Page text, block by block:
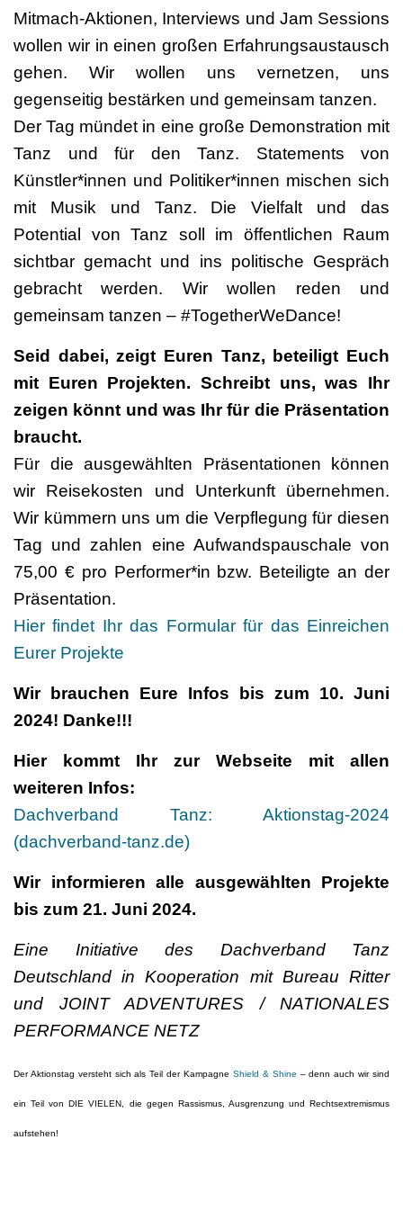
Mitmach-Aktionen, Interviews und Jam Sessions
wollen wir in einen großen Erfahrungsaustausch
gehen. Wir wollen uns vernetzen, uns
gegenseitig bestärken und gemeinsam tanzen.
Der Tag mündet in eine große Demonstration mit
Tanz und für den Tanz. Statements von
Künstler*innen und Politiker*innen mischen sich
mit Musik und Tanz. Die Vielfalt und das
Potential von Tanz soll im öffentlichen Raum
sichtbar gemacht und ins politische Gespräch
gebracht werden. Wir wollen reden und
gemeinsam tanzen – #TogetherWeDance!
Seid dabei, zeigt Euren Tanz, beteiligt Euch
mit Euren Projekten. Schreibt uns, was Ihr
zeigen könnt und was Ihr für die Präsentation
braucht.
Für die ausgewählten Präsentationen können
wir Reisekosten und Unterkunft übernehmen.
Wir kümmern uns um die Verpflegung für diesen
Tag und zahlen eine Aufwandspauschale von
75,00 € pro Performer*in bzw. Beteiligte an der
Präsentation.
Hier findet Ihr das Formular für das Einreichen
Eurer Projekte
Wir brauchen Eure Infos bis zum 10. Juni
2024! Danke!!!
Hier kommt Ihr zur Webseite mit allen
weiteren Infos:
Dachverband Tanz: Aktionstag-2024
(dachverband-tanz.de)
Wir informieren alle ausgewählten Projekte
bis zum 21. Juni 2024.
Eine Initiative des Dachverband Tanz
Deutschland in Kooperation mit Bureau Ritter
und JOINT ADVENTURES / NATIONALES
PERFORMANCE NETZ
Der Aktionstag versteht sich als Teil der Kampagne Shield & Shine – denn auch wir sind
ein Teil von DIE VIELEN, die gegen Rassismus, Ausgrenzung und Rechtsextremismus
aufstehen!